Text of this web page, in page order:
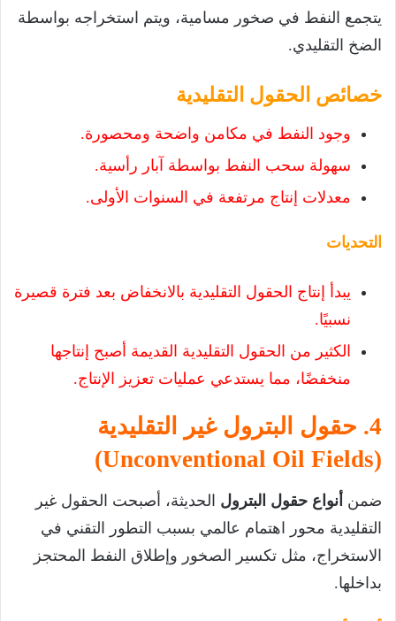
يتجمع النفط في صخور مسامية، ويتم استخراجه بواسطة
الضخ التقليدي.
خصائص الحقول التقليدية
وجود النفط في مكامن واضحة ومحصورة.
سهولة سحب النفط بواسطة آبار رأسية.
معدلات إنتاج مرتفعة في السنوات الأولى.
التحديات
يبدأ إنتاج الحقول التقليدية بالانخفاض بعد فترة قصيرة
نسبيًا.
الكثير من الحقول التقليدية القديمة أصبح إنتاجها
منخفضًا، مما يستدعي عمليات تعزيز الإنتاج.
4. حقول البترول غير التقليدية
(Unconventional Oil Fields)
ضمن أنواع حقول البترول الحديثة، أصبحت الحقول غير
التقليدية محور اهتمام عالمي بسبب التطور التقني في
الاستخراج، مثل تكسير الصخور وإطلاق النفط المحتجز
بداخلها.